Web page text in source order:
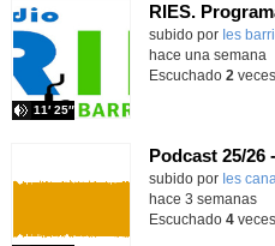
RIES.
Contenido
subido por Ies
11′ 25″
hace una semana
Escuchado 2 veces
subido por Ies
hace 3 semanas
Escuchado 4veces